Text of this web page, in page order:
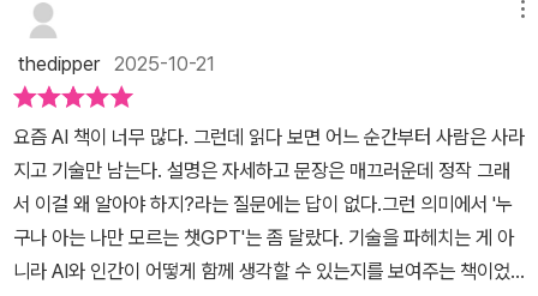
매력적인 기능입니다. 게다가 수백 번 반복 질문해도 피곤해하지 않
하나입니다. 저자는 이 과정을 요리 레시피처럼 단계별로 보여줍니
다. 브라우저를 열고 사이트에 접속해 가입하는 과정부터 무료와 유
료 버전의 차이, 모바일 앱 설치까지 예시와 실습 팁을 병행합니다. 유
료 구독을 시도했다가 취소하는 법까지 친절히 알려줍니다.사실 저는
친숙하게 사용중이지만 부모님께 사용법을 설명하는 건 또다른 문제
더라구요. 직접 설명하기 힘들어 답답했던 자녀 세대가 이 책을 참고
해도 좋습니다.챗GPT를 경험해본 사람이라면 공감할 겁니다. 질문
thedipper2025-10-21
요즘 AI 책이 너무 많다. 그런데 읽다 보면 어느 순간부터 사람은 사라
지고 기술만 남는다. 설명은 자세하고 문장은 매끄러운데 정작 그래
서 이걸 왜 알아야 하지?라는 질문에는 답이 없다.그런 의미에서 '누
구나 아는 나만 모르는 챗GPT'는 좀 달랐다. 기술을 파헤치는 게 아
니라 AI와 인간이 어떻게 함께 생각할 수 있는지를 보여주는 책이었